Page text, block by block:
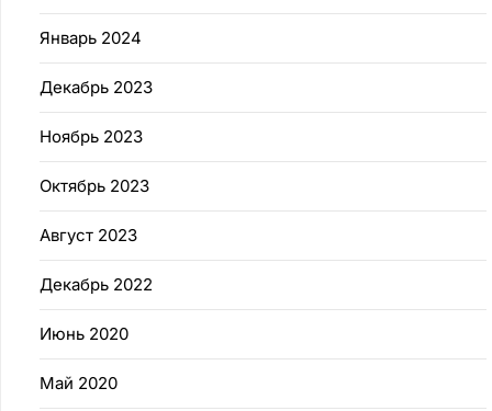
Январь 2024
Декабрь 2023
Ноябрь 2023
Октябрь 2023
Август 2023
Декабрь 2022
Июнь 2020
Май 2020